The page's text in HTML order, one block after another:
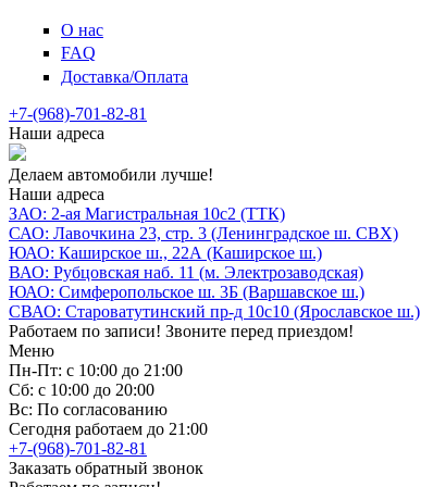
О нас
FAQ
Доставка/Оплата
+7-(968)-701-82-81
Наши адреса
Делаем автомобили лучше!
Наши адреса
ЗАО: 2-ая Магистральная 10с2 (ТТК)
САО: Лавочкина 23, стр. 3 (Ленинградское ш. СВХ)
ЮАО: Каширское ш., 22А (Каширское ш.)
ВАО: Рубцовская наб. 11 (м. Электрозаводская)
ЮАО: Симферопольское ш. 3Б (Варшавское ш.)
СВАО: Староватутинский пр-д 10с10 (Ярославское ш.)
Работаем по записи! Звоните перед приездом!
Меню
Пн-Пт: с 10:00 до 21:00
Сб: с 10:00 до 20:00
Вс: По согласованию
Сегодня работаем до 21:00
+7-(968)-701-82-81
Заказать обратный звонок